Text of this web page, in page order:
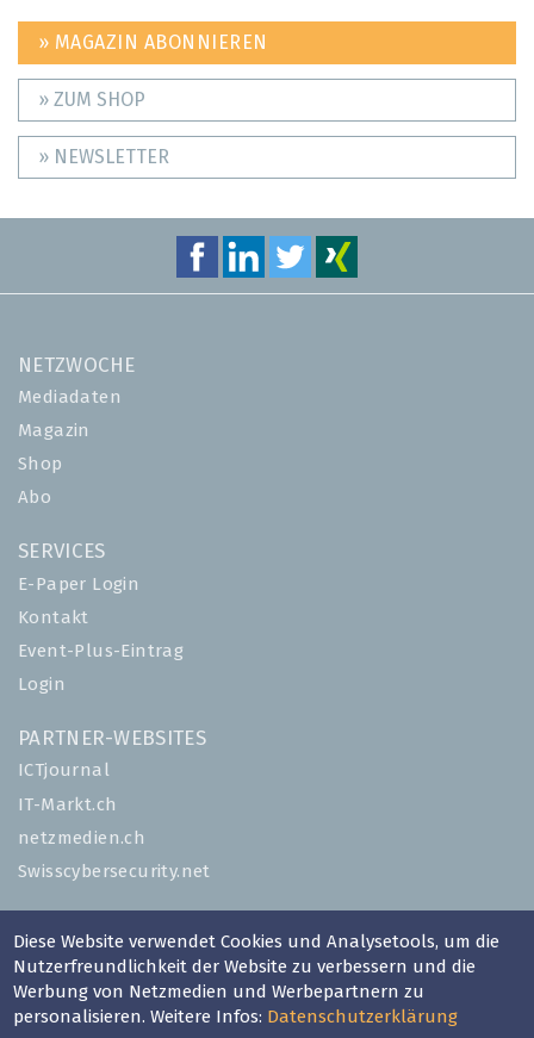
» MAGAZIN ABONNIEREN
» ZUM SHOP
» NEWSLETTER
NETZWOCHE
Mediadaten
Magazin
Shop
Abo
SERVICES
E-Paper Login
Kontakt
Event-Plus-Eintrag
Login
PARTNER-WEBSITES
ICTjournal
IT-Markt.ch
netzmedien.ch
Swisscybersecurity.net
Impressum
AGB
Nutzungsbestimmungen
Diese Website verwendet Cookies und Analysetools, um die
Nutzerfreundlichkeit der Website zu verbessern und die
Werbung von Netzmedien und Werbepartnern zu
personalisieren. Weitere Infos: Datenschutzerklärung